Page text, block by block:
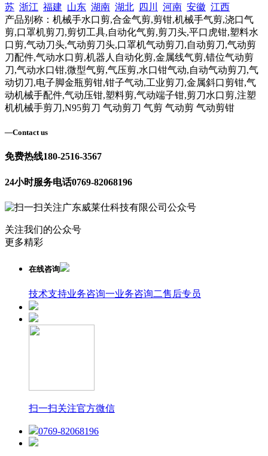
苏 浙江 福建 山东 湖南 湖北 四川 河南 安徽 江西
产品别称：机械手水口剪,合金气剪,剪钳,机械手气剪,浇口气
剪,口罩机剪刀,剪切工具,自动化气剪,剪刀头,平口虎钳,塑料水
口剪,气动刀头,气动剪刀头,口罩机气动剪刀,自动剪刀,气动剪
刀配件,气动水口剪,机器人自动化剪,金属线气剪,错位气动剪
刀,气动水口钳,微型气剪,气压剪,水口钳气动,自动气动剪刀,气
动切刀,电子脚金瓶剪钳,钳子气动,工业剪刀,金属斜口剪钳,气
动机械手配件,气动压钳,塑料剪,气动端子钳,剪刀水口剪,注塑
机机械手剪刀,N95剪刀 气动剪刀 气剪 气动剪 气动剪钳
—Contact us
免费热线180-2516-3567
24小时服务电话0769-82068196
关注我们的公众号
更多精彩
在线咨询
技术支持业务咨询一业务咨询二售后专员
扫一扫关注官方微信
0769-82068196